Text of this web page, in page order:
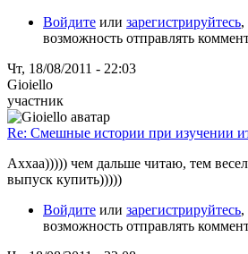
Войдите или зарегистрируйтесь,
возможность отправлять
Чт, 18/08/2011 - 22:03
Gioiello
участник
Re: Смешные истории при изучении
Аххаа))))) чем дальше читаю, тем
выпуск купить)))))
Войдите или зарегистрируйтесь,
возможность отправлять